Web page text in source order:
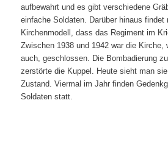
aufbewahrt und es gibt verschiedene
einfache Soldaten. Darüber hinaus findet
Kirchenmodell, dass das Regiment im
Zwischen 1938 und 1942 war die Kirche,
auch, geschlossen. Die Bombadierung
zerstörte die Kuppel. Heute sieht man
Zustand. Viermal im Jahr finden
Soldaten statt.